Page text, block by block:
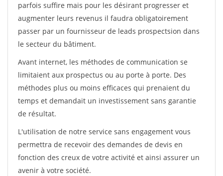
parfois suffire mais pour les désirant progresser et
augmenter leurs revenus il faudra obligatoirement
passer par un fournisseur de leads prospectsion dans
le secteur du bâtiment.
Avant internet, les méthodes de communication se
limitaient aux prospectus ou au porte à porte. Des
méthodes plus ou moins efficaces qui prenaient du
temps et demandait un investissement sans garantie
de résultat.
L'utilisation de notre service sans engagement vous
permettra de recevoir des demandes de devis en
fonction des creux de votre activité et ainsi assurer un
avenir à votre société.